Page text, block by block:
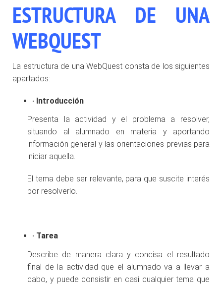
ESTRUCTURA DE UNA
WEBQUEST
La estructura de una WebQuest consta de los siguientes
apartados:
· Introducción
Presenta la actividad y el problema a resolver,
situando al alumnado en materia y aportando
información general y las orientaciones previas para
iniciar aquella.
El tema debe ser relevante, para que suscite interés
por resolverlo.
· Tarea
Describe de manera clara y concisa el resultado
final de la actividad que el alumnado va a llevar a
cabo, y puede consistir en casi cualquier tema que